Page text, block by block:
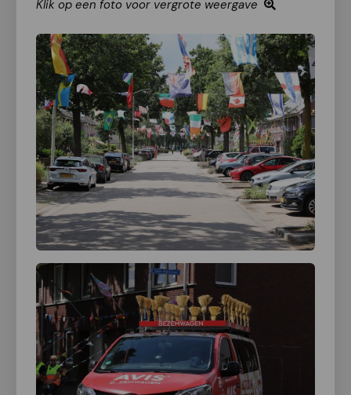
Klik op een foto voor vergrote weergave